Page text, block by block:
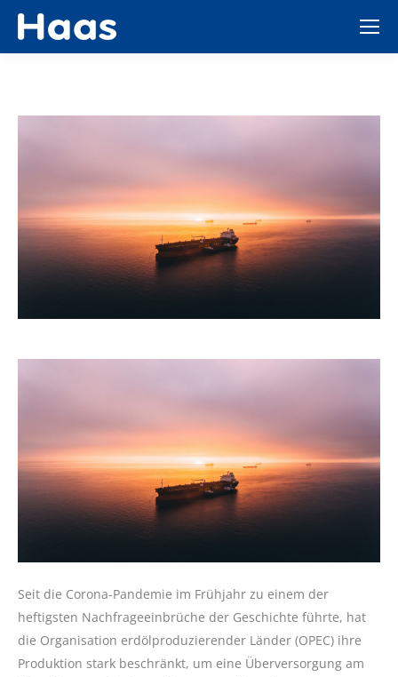
Seit die Corona-Pandemie im Frühjahr zu einem der
heftigsten Nachfrageeinbrüche der Geschichte führte, hat
die Organisation erdölproduzierender Länder (OPEC) ihre
Produktion stark beschränkt, um eine Überversorgung am